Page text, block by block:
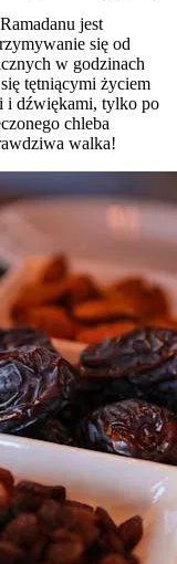
jest
się od
w godzinach
tętniącymi życiem
i dźwiękami, tylko po
chleba
walka!